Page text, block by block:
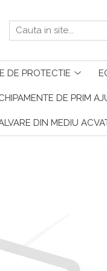
DE PROTECTIE
DE PRIM
DIN MEDIU